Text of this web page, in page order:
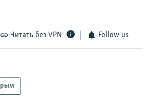
Читать без VPN Follow us